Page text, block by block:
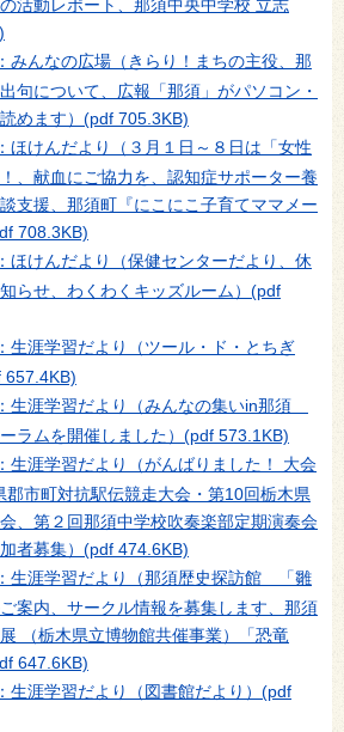
活動レポート、那須中央中学校 立志
んなの広場（きらり！まちの主役、那
句について、広報「那須」がパソコン・
めます） (pdf 705.3KB)
けんだより（３月１日～８日は「女性
、献血にご協力を、認知症サポーター養
支援、那須町『にこにこ子育てママメー
708.3KB)
けんだより（保健センターだより、休
らせ、わくわくキッズルーム） (pdf
涯学習だより（ツール・ド・とちぎ
657.4KB)
涯学習だより（みんなの集いin那須
ラムを開催しました） (pdf 573.1KB)
涯学習だより（がんばりました！ 大会
郡市町対抗駅伝競走大会・第10回栃木県
、第２回那須中学校吹奏楽部定期演奏会
者募集） (pdf 474.6KB)
涯学習だより（那須歴史探訪館 「雛
案内、サークル情報を募集します、那須
（栃木県立博物館共催事業）「恐竜
647.6KB)
涯学習だより（図書館だより） (pdf